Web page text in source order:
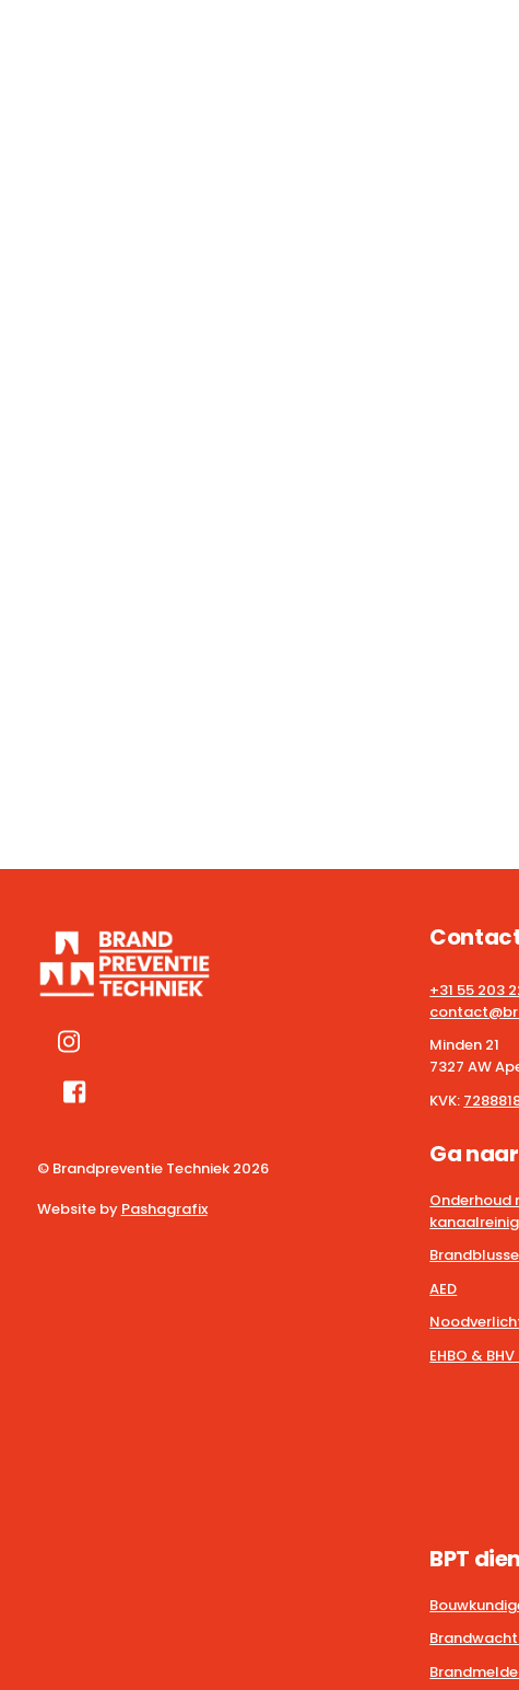
© Brandpreventie Techniek 2026
Website by Pashagrafix
+31 55 203
Minden 21
7327 AW
KVK:
Ga naar
Onderhoud
AED
EHBO &
BPT